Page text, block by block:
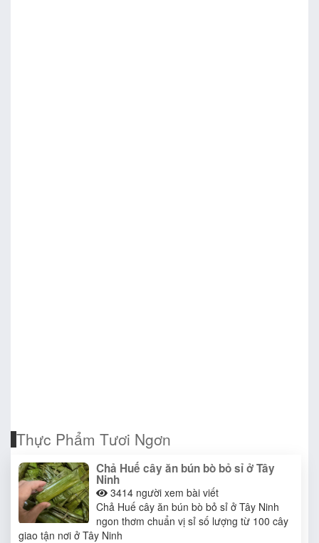
Thực Phẩm Tươi Ngơn
Chả Huế cây ăn bún bò bỏ sỉ ở Tây
Ninh
3414 người xem bài viết
Chả Huế cây ăn bún bò bỏ sỉ ở Tây Ninh
ngon thơm chuẩn vị sỉ số lượng từ 100 cây
giao tận nơi ở Tây Ninh